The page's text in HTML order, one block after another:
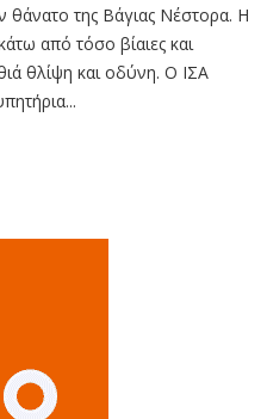
θάνατο της Βάγιας Νέστορα. Η
από τόσο βίαιες και
θλίψη και οδύνη. Ο ΙΣΑ